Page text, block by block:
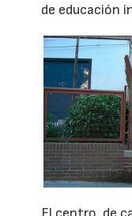
de educación